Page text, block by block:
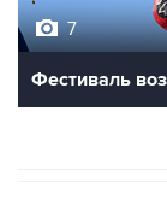
7
Фестиваль